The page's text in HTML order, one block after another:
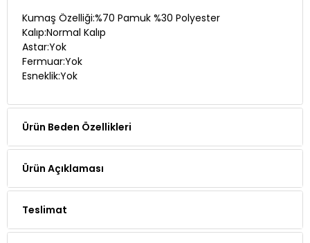
Kumaş Özelliği:%70 Pamuk %30 Polyester
Kalıp:Normal Kalıp
Astar:Yok
Fermuar:Yok
Esneklik:Yok
Ürün Beden Özellikleri
Ürün Açıklaması
Teslimat